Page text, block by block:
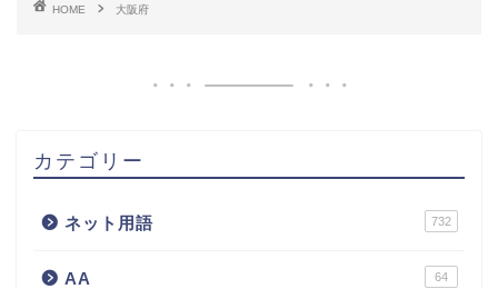
HOME 大阪府
カテゴリー
ネット用語 732
AA 64